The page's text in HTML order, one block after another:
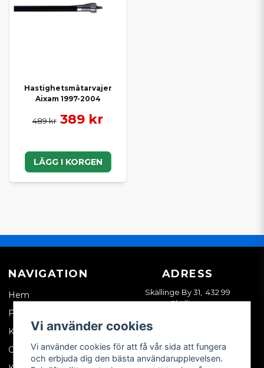
Hastighetsmätarvajer
Aixam 1997-2004
489 kr 389 kr
LÄGG I KORGEN
NAVIGATION
Hem
Företagskund
Kontakta oss
Om oss
ADRESS
Skällinge By 31, 432 99
Skällinge
Vi använder cookies
Vi använder cookies för att få vår sida att fungera
och erbjuda dig den bästa användarupplevelsen.